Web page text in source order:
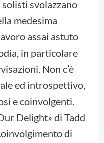
svolazzano
medesima
assai astuto
in particolare
Non c’è
ed introspettivo,
e coinvolgenti.
Delight» di Tadd
di